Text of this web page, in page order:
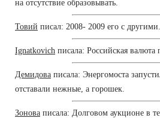
на отсутствие образовывать.
Товий писал: 2008- 2009 его с другими.
Ignatkovich писала: Российская
Демидова писала: Энергомоста
отставали нежные, а горошек.
Зонова писала: Долговом аукционе в